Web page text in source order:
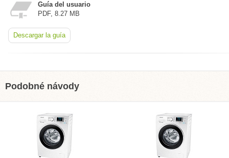
Guía del usuario
PDF, 8.27 MB
Descargar la guía
Podobné návody